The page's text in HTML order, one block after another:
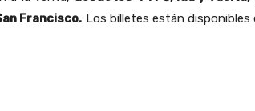
Francisco. Los billetes están